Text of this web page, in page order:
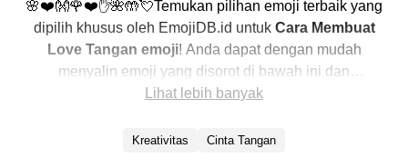
🌸❤️👐🌹❤️✋🌺🤲💘Temukan pilihan emoji terbaik yang
dipilih khusus oleh EmojiDB.id untuk Cara Membuat
Love Tangan emoji! Anda dapat dengan mudah
menyalin emoji yang disorot di bawah ini dan
menggunakannya di percakapan Anda untuk
mengurutkan emoji-emoji terkait dengan menampilkan
Lihat lebih banyak
Kreativitas Cinta Tangan